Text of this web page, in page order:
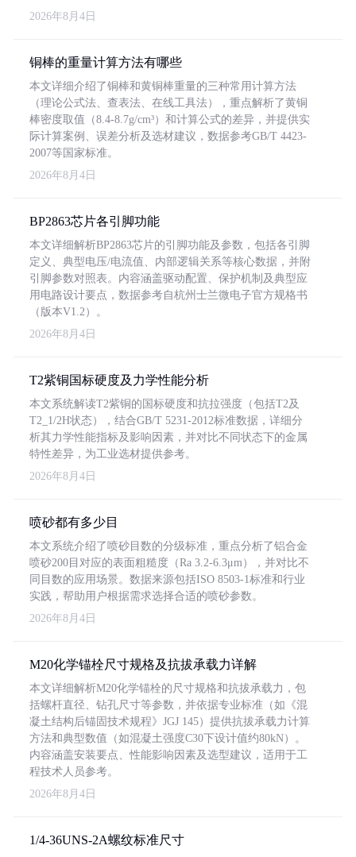
2026年8月4日
铜棒的重量计算方法有哪些
本文详细介绍了铜棒和黄铜棒重量的三种常用计算方法
（理论公式法、查表法、在线工具法），重点解析了黄铜
棒密度取值（8.4-8.7g/cm³）和计算公式的差异，并提供实
际计算案例、误差分析及选材建议，数据参考GB/T 4423-
2007等国家标准。
2026年8月4日
BP2863芯片各引脚功能
本文详细解析BP2863芯片的引脚功能及参数，包括各引脚
定义、典型电压/电流值、内部逻辑关系等核心数据，并附
引脚参数对照表。内容涵盖驱动配置、保护机制及典型应
用电路设计要点，数据参考自杭州士兰微电子官方规格书
（版本V1.2）。
2026年8月4日
T2紫铜国标硬度及力学性能分析
本文系统解读T2紫铜的国标硬度和抗拉强度（包括T2及
T2_1/2H状态），结合GB/T 5231-2012标准数据，详细分
析其力学性能指标及影响因素，并对比不同状态下的金属
特性差异，为工业选材提供参考。
2026年8月4日
喷砂都有多少目
本文系统介绍了喷砂目数的分级标准，重点分析了铝合金
喷砂200目对应的表面粗糙度（Ra 3.2-6.3μm），并对比不
同目数的应用场景。数据来源包括ISO 8503-1标准和行业
实践，帮助用户根据需求选择合适的喷砂参数。
2026年8月4日
M20化学锚栓尺寸规格及抗拔承载力详解
本文详细解析M20化学锚栓的尺寸规格和抗拔承载力，包
括螺杆直径、钻孔尺寸等参数，并依据专业标准（如《混
凝土结构后锚固技术规程》JGJ 145）提供抗拔承载力计算
方法和典型数值（如混凝土强度C30下设计值约80kN）。
内容涵盖安装要点、性能影响因素及选型建议，适用于工
程技术人员参考。
2026年8月4日
1/4-36UNS-2A螺纹标准尺寸